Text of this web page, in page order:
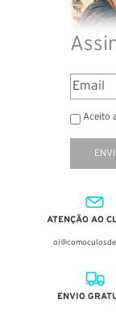
Aceito
ATENÇÃO AO
ENVIO